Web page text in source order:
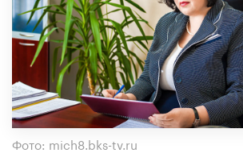
Фото: mich8.bks-tv.ru